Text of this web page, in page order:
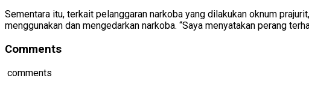
Sementara itu, terkait pelanggaran narkoba yang dilakukan oknum
menggunakan dan mengedarkan narkoba. “Saya menyatakan perang
Comments
comments